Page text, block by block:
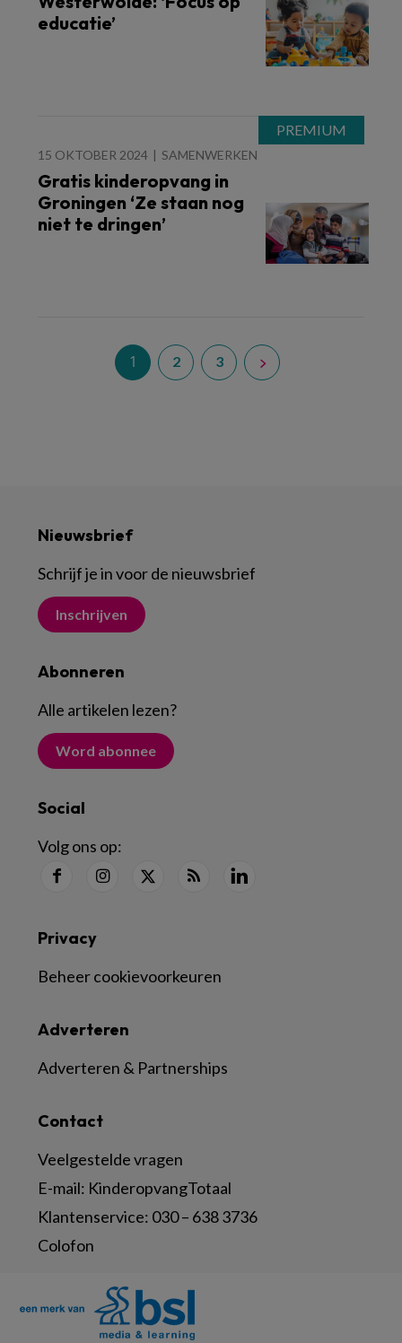
educatie’
15 OKTOBER 2024 SAMENWERKEN
Gratis kinderopvang in
Groningen ‘Ze staan nog
niet te dringen’
1 2 3
Nieuwsbrief
Schrijf je in voor de nieuwsbrief
Inschrijven
Abonneren
Alle artikelen lezen?
Word abonnee
Social
Volg ons op:
Contact
Veelgestelde vragen
E-mail: KinderopvangTotaal
Klantenservice: 030 – 638 3736
Colofon
Adverteren
Adverteren & Partnerships
Privacy
Beheer cookievoorkeuren